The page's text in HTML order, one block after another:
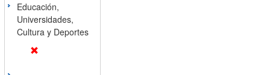
Educación,
Universidades,
Cultura y Deportes